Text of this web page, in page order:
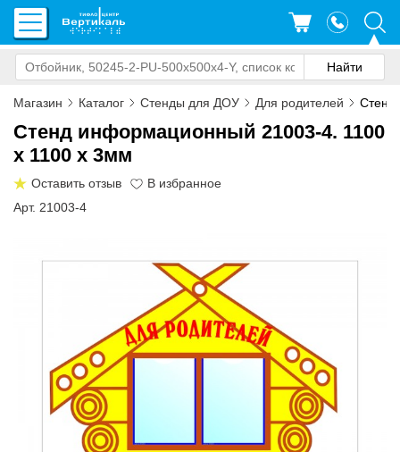
Магазин Каталог Стенды для ДОУ Для родителей Стенд
Стенд информационный 21003-4. 1100
x 1100 x 3мм
Оставить отзыв
Арт. 21003-4